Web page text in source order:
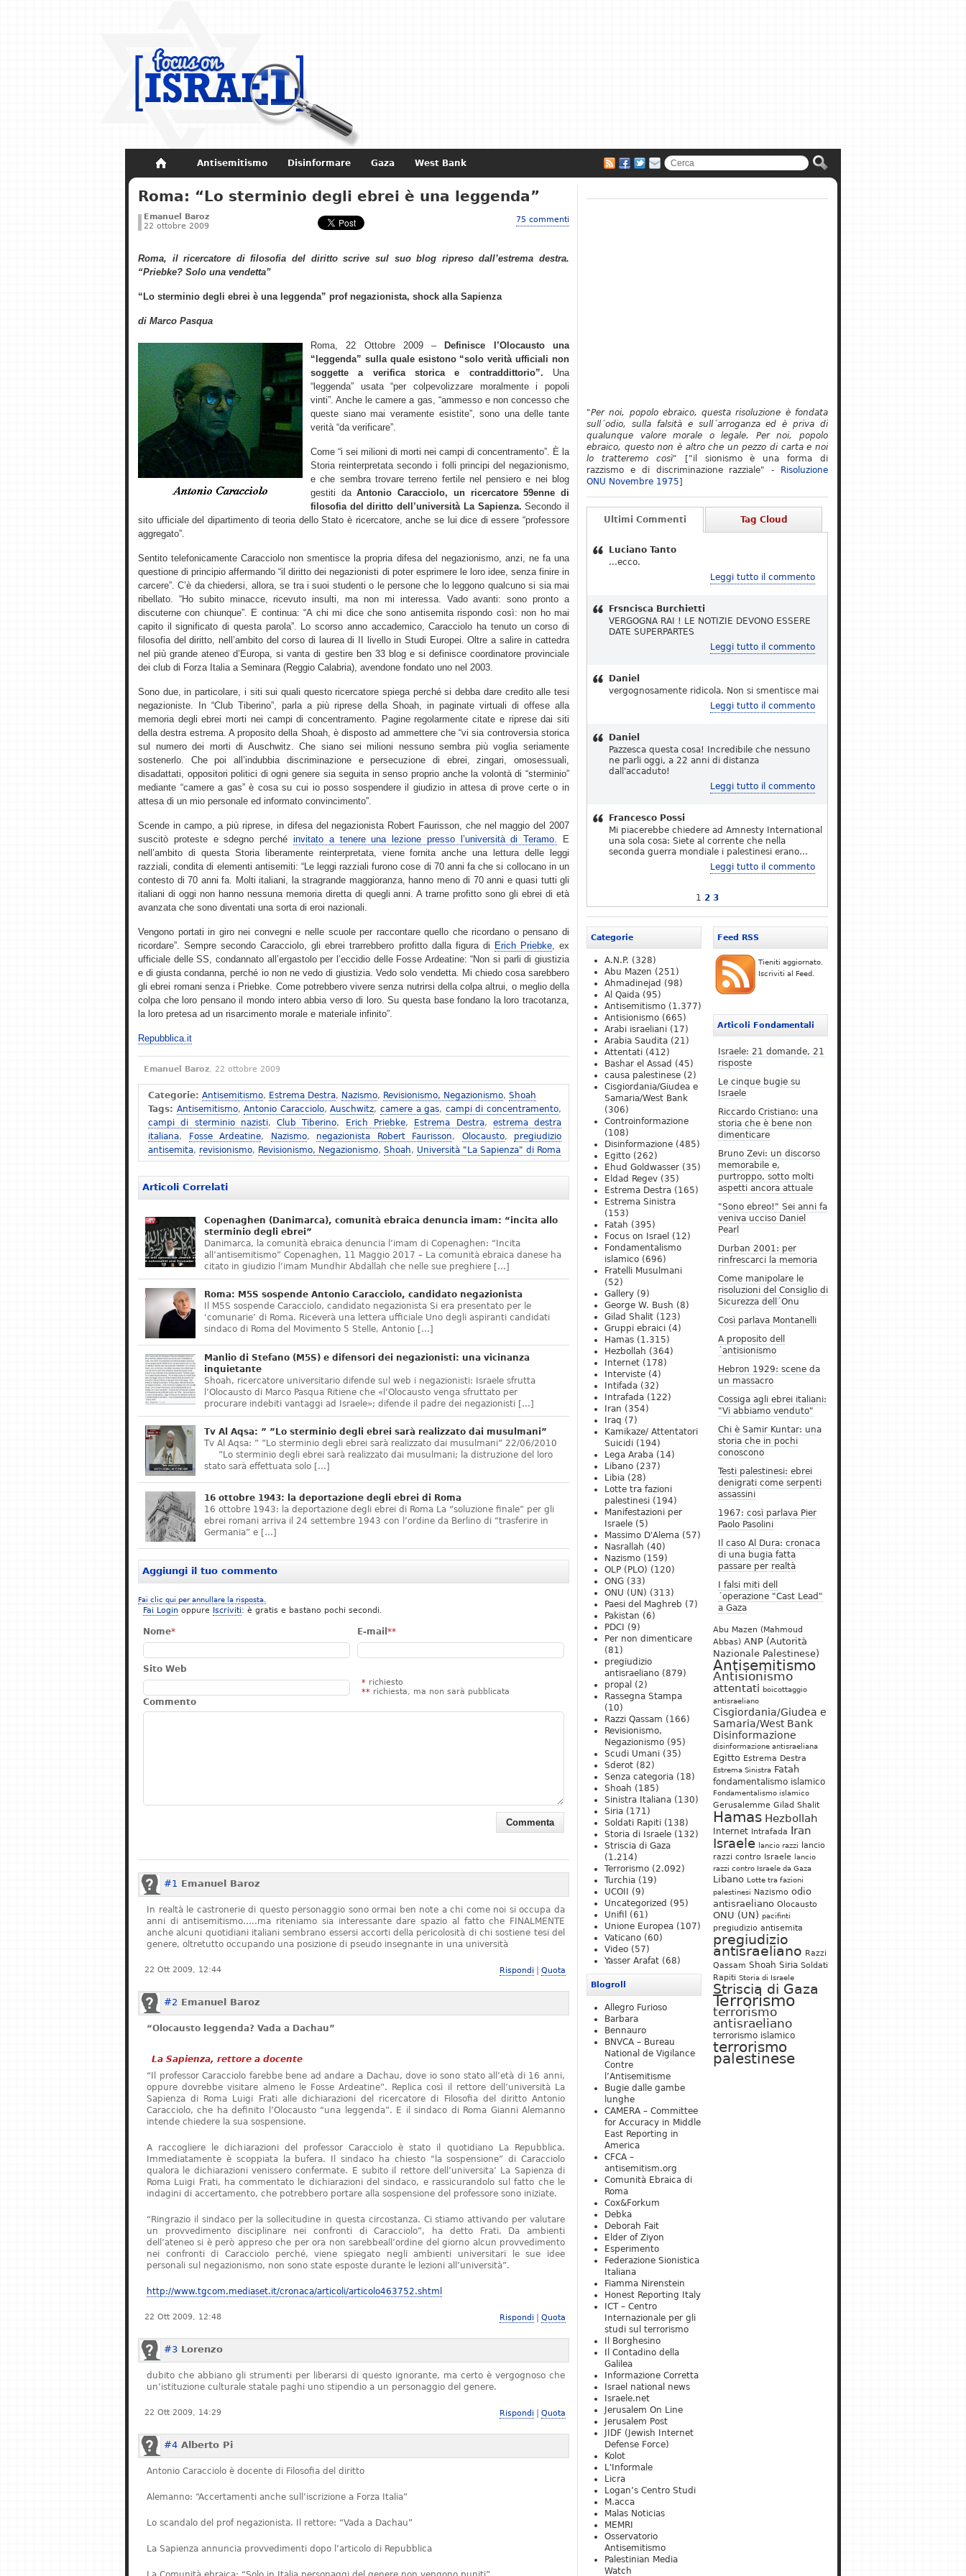
Antisemitismo Disinformare Gaza West Bank
Non dimenticare Storia di Israele
Roma: “Lo sterminio degli ebrei è una leggenda”
Emanuel Baroz
22 ottobre 2009
75 commenti
Roma, il ricercatore di filosofia del diritto scrive sul suo blog ripreso dall’estrema destra.
“Priebke? Solo una vendetta”
“Lo sterminio degli ebrei è una leggenda” prof negazionista, shock alla Sapienza
di Marco Pasqua
Roma, 22 Ottobre 2009 –
Definisce l’Olocausto una
“leggenda” sulla quale esistono “solo verità ufficiali non
soggette a verifica storica e contraddittorio”. Una
“leggenda” usata “per colpevolizzare moralmente i popoli
vinti”. Anche le camere a gas, “ammesso e non concesso che
queste siano mai veramente esistite”, sono una delle tante
verità “da verificare”.
Come “i sei milioni di morti nei campi di concentramento”. È la
Storia reinterpretata secondo i folli principi del negazionismo,
e che sembra trovare terreno fertile nel pensiero e nei blog
gestiti daAntonio Caracciolo, un ricercatore 59enne di
filosofia del diritto dell’università La Sapienza. Secondo il
sito ufficiale del dipartimento di teoria dello Stato è ricercatore, anche se lui dice di essere “professore
aggregato”.
Sentito telefonicamente Caracciolo non smentisce la propria difesa del negazionismo, anzi, ne fa una
questione di principio affermando “il diritto dei negazionisti di poter esprimere le loro idee, senza finire in
carcere”. C’è da chiedersi, allora, se tra i suoi studenti o le persone che lo leggono qualcuno si sia mai
ribellato. “Ho subito minacce, ricevuto insulti, ma non mi interessa. Vado avanti: sono pronto a
discuterne con chiunque”. E continua: “A chi mi dice che sono antisemita rispondo così: non ho mai
capito il significato di questa parola”. Lo scorso anno accademico, Caracciolo ha tenuto un corso di
filosofia del diritto, nell’ambito del corso di laurea di II livello in Studi Europei. Oltre a salire in cattedra
nel più grande ateneo d’Europa, si vanta di gestire ben 33 blog e si definisce coordinatore provinciale
dei club di Forza Italia a Seminara (Reggio Calabria), avendone fondato uno nel 2003.
Sono due, in particolare, i siti sui quali questo ricercatore spiega perché si debba dare credito alle tesi
negazioniste. In “Club Tiberino”, parla a più riprese della Shoah, in paginate virtuali di offese alla
memoria degli ebrei morti nei campi di concentramento. Pagine regolarmente citate e riprese dai siti
della destra estrema. A proposito della Shoah, è disposto ad ammettere che “vi sia controversia storica
sul numero dei morti di Auschwitz. Che siano sei milioni nessuno sembra più voglia seriamente
sostenerlo. Che poi all’indubbia discriminazione e persecuzione di ebrei, zingari, omosessuali,
disadattati, oppositori politici di ogni genere sia seguita in senso proprio anche la volontà di “sterminio”
mediante “camere a gas” è cosa su cui io posso sospendere il giudizio in attesa di prove certe o in
attesa di un mio personale ed informato convincimento”.
Scende in campo, a più riprese, in difesa del negazionista Robert Faurisson, che nel maggio del 2007
suscitò proteste e sdegno perché invitato a tenere una lezione presso l’università di Teramo. E
nell’ambito di questa Storia liberamente reinterpretata, viene fornita anche una lettura delle leggi
razziali, condita di elementi antisemiti: “Le leggi razziali furono cose di 70 anni fa che si collocano in un
contesto di 70 anni fa. Molti italiani, la stragrande maggioranza, hanno meno di 70 anni e quasi tutti gli
italiani di oggi non hanno nessuna memoria diretta di quegli anni. A trarne profitto sono gli ebrei di età
avanzata che sono diventati una sorta di eroi nazionali.
Vengono portati in giro nei convegni e nelle scuole per raccontare quello che ricordano o pensano di
ricordare”. Sempre secondo Caracciolo, gli ebrei trarrebbero profitto dalla figura di Erich Priebke, ex
ufficiale delle SS, condannato all’ergastolo per l’eccidio delle Fosse Ardeatine: “Non si parli di giustizia
e di giusta condanna, perché io non ne vedo di giustizia. Vedo solo vendetta. Mi chiedo cosa sarebbero
gli ebrei romani senza i Priebke. Come potrebbero vivere senza nutrirsi della colpa altrui, o meglio della
colpa che loro pensano il mondo intero abbia verso di loro. Su questa base fondano la loro tracotanza,
la loro pretesa ad un risarcimento morale e materiale infinito”.
Repubblica.it
Emanuel Baroz, 22 ottobre 2009
Categorie: Antisemitismo, Estrema Destra, Nazismo, Revisionismo, Negazionismo, Shoah
Tags: Antisemitismo,Antonio Caracciolo,Auschwitz,camere a gas, campi di concentramento,
campi di sterminio nazisti,Club Tiberino, Erich Priebke, Estrema Destra, estrema destra
italiana, Fosse Ardeatine, Nazismo, negazionista Robert Faurisson, Olocausto, pregiudizio
antisemita, revisionismo, Revisionismo, Negazionismo, Shoah, Università "La Sapienza" di Roma
Articoli Correlati
Copenaghen (Danimarca), comunità ebraica denuncia imam: “incita allo
sterminio degli ebrei”
Danimarca, la comunità ebraica denuncia l’imam di Copenaghen: “Incita
all’antisemitismo” Copenaghen, 11 Maggio 2017 – La comunità ebraica danese ha
citato in giudizio l’imam Mundhir Abdallah che nelle sue preghiere […]
Roma: M5S sospende Antonio Caracciolo, candidato negazionista
Il M5S sospende Caracciolo, candidato negazionista Si era presentato per le
‘comunarie’ di Roma. Riceverà una lettera ufficiale Uno degli aspiranti candidati
sindaco di Roma del Movimento 5 Stelle, Antonio […]
Manlio di Stefano (M5S) e difensori dei negazionisti: una vicinanza
inquietante
Shoah, ricercatore universitario difende sul web i negazionisti: Israele sfrutta
l’Olocausto di Marco Pasqua Ritiene che «l’Olocausto venga sfruttato per
procurare indebiti vantaggi ad Israele»; difende il padre dei negazionisti […]
Tv Al Aqsa: ” ”Lo sterminio degli ebrei sarà realizzato dai musulmani”
Tv Al Aqsa: ” ”Lo sterminio degli ebrei sarà realizzato dai musulmani” 22/06/2010
”Lo sterminio degli ebrei sarà realizzato dai musulmani; la distruzione del loro
stato sarà effettuata solo […]
16 ottobre 1943: la deportazione degli ebrei di Roma
16 ottobre 1943: la deportazione degli ebrei di Roma La “soluzione finale” per gli
ebrei romani arriva il 24 settembre 1943 con l’ordine da Berlino di “trasferire in
Germania” e […]
Aggiungi il tuo commento
Fai clic qui per annullare la risposta.
Fai Login oppure Iscriviti: è gratis e bastano pochi secondi.
Nome* E-mail **
Sito Web
* richiesto
** richiesta, ma non sarà pubblicata
Commento
#1 Emanuel Baroz
In realtà le castronerie di questo personaggio sono ormai ben note a chi come noi si occupa da
anni di antisemitismo…..ma riteniamo sia interessante dare spazio al fatto che FINALMENTE
anche alcuni quotidiani italiani sembrano essersi accorti della pericolosità di chi sostiene tesi del
genere, oltretutto occupando una posizione di pseudo insegnante in una università
22 Ott 2009, 12:44 Rispondi Quota
#2 Emanuel Baroz
“Olocausto leggenda? Vada a Dachau”
La Sapienza, rettore a docente
“Il professor Caracciolo farebbe bene ad andare a Dachau, dove io sono stato all’età di 16 anni,
oppure dovrebbe visitare almeno le Fosse Ardeatine”. Replica così il rettore dell’università La
Sapienza di Roma Luigi Frati alle dichiarazioni del ricercatore di Filosofia del diritto Antonio
Caracciolo, che ha definito l’Olocausto “una leggenda”. E il sindaco di Roma Gianni Alemanno
intende chiedere la sua sospensione.
A raccogliere le dichiarazioni del professor Caracciolo è stato il quotidiano La Repubblica.
Immediatamente è scoppiata la bufera. Il sindaco ha chiesto “la sospensione” di Caracciolo
qualora le dichiarazioni venissero confermate. E subito il rettore dell’universita’ La Sapienza di
Roma Luigi Frati, ha commentato le dichiarazioni del sindaco, e rassicurandolo sul fatto che le
indagini di accertamento, che potrebbero portare alla sospensione del professore sono iniziate.
“Ringrazio il sindaco per la sollecitudine in questa circostanza. Ci stiamo attivando per valutare
un provvedimento disciplinare nei confronti di Caracciolo”, ha detto Frati. Da ambienti
dell’ateneo si è però appreso che per ora non sarebbeall’ordine del giorno alcun provvedimento
nei confronti di Caracciolo perché, viene spiegato negli ambienti universitari le sue idee
personali sul negazionismo, non sono state esposte durante le lezioni all’università”.
http://www.tgcom.mediaset.it/cronaca/articoli/articolo463752.shtml
22 Ott 2009, 12:48 Rispondi Quota
#3 Lorenzo
dubito che abbiano gli strumenti per liberarsi di questo ignorante, ma certo è vergognoso che
un’istituzione culturale statale paghi uno stipendio a un personaggio del genere.
22 Ott 2009, 14:29 Rispondi Quota
#4 Alberto Pi
Antonio Caracciolo è docente di Filosofia del diritto
Alemanno: “Accertamenti anche sull’iscrizione a Forza Italia”
Lo scandalo del prof negazionista. Il rettore: “Vada a Dachau”
La Sapienza annuncia provvedimenti dopo l’articolo di Repubblica
"Per noi, popolo ebraico, questa risoluzione è fondata
sull´odio, sulla falsità e sull´arroganza ed è priva di
qualunque valore morale o legale. Per noi, popolo
ebraico, questo non è altro che un pezzo di carta e noi
lo tratteremo così" ["il sionismo è una forma di
razzismo e di discriminazione razziale" -
Risoluzione
ONU Novembre 1975]
Ultimi Commenti Tag Cloud
Luciano Tanto
...ecco.
Leggi tutto il commento
Frsncisca Burchietti
VERGOGNA RAI ! LE NOTIZIE DEVONO ESSERE
DATE SUPERPARTES
Leggi tutto il commento
Daniel
vergognosamente ridicola. Non si smentisce mai
Leggi tutto il commento
Daniel
Pazzesca questa cosa! Incredibile che nessuno
ne parli oggi, a 22 anni di distanza
dall'accaduto!
Leggi tutto il commento
Francesco Possi
Mi piacerebbe chiedere ad Amnesty International
una sola cosa: Siete al corrente che nella
seconda guerra mondiale i palestinesi erano…
Leggi tutto il commento
1 2 3
Feed RSS
Tieniti aggiornato.
Iscriviti al Feed.
Articoli Fondamentali
Israele: 21 domande, 21
risposte
Le cinque bugie su
Israele
Riccardo Cristiano: una
storia che è bene non
dimenticare
Bruno Zevi: un discorso
memorabile e,
purtroppo, sotto molti
aspetti ancora attuale
"Sono ebreo!" Sei anni fa
veniva ucciso Daniel
Pearl
Durban 2001: per
rinfrescarci la memoria
Come manipolare le
risoluzioni del Consiglio di
Sicurezza dell´Onu
Così parlava Montanelli
A proposito dell
´antisionismo
Hebron 1929: scene da
un massacro
Cossiga agli ebrei italiani:
"Vi abbiamo venduto"
Chi è Samir Kuntar: una
storia che in pochi
conoscono
Testi palestinesi: ebrei
denigrati come serpenti
assassini
1967: così parlava Pier
Paolo Pasolini
Il caso Al Dura: cronaca
di una bugia fatta
passare per realtà
I falsi miti dell
´operazione "Cast Lead"
a Gaza
Abu Mazen (Mahmoud
Abbas) ANP (Autorità
Nazionale Palestinese)
Antisemitismo
Antisionismo
attentati boicottaggio
antisraeliano
Cisgiordania/Giudea e
Samaria/West Bank
Disinformazione
disinformazione antisraeliana
Egitto Estrema Destra
Estrema Sinistra Fatah
fondamentalismo islamico
Fondamentalismo islamico
Gerusalemme Gilad Shalit
Hamas Hezbollah
Internet Intrafada Iran
Israele lancio razzi
lancio
razzi contro Israele lancio
razzi contro Israele da Gaza
Libano Lotte tra fazioni
palestinesi Nazismo odio
antisraeliano Olocausto
ONU (UN) pacifinti
pregiudizio antisemita
pregiudizio
antisraeliano Razzi
Qassam Shoah Siria Soldati
Rapiti Storia di Israele
Striscia di Gaza
Terrorismo
terrorismo
antisraeliano
terrorismo islamico
terrorismo
palestinese
Categorie
A.N.P. (328)
Abu Mazen (251)
Ahmadinejad (98)
Al Qaida (95)
Antisemitismo (1.377)
Antisionismo (665)
Arabi israeliani (17)
Arabia Saudita (21)
Attentati (412)
Bashar el Assad (45)
causa palestinese (2)
Cisgiordania/Giudea e
Samaria/West Bank
(306)
Controinformazione
(108)
Disinformazione (485)
Egitto (262)
Ehud Goldwasser (35)
Eldad Regev (35)
Estrema Destra (165)
Estrema Sinistra
(153)
Fatah (395)
Focus on Israel (12)
Fondamentalismo
islamico (696)
Fratelli Musulmani
(52)
Gallery (9)
George W. Bush (8)
Gilad Shalit (123)
Gruppi ebraici (4)
Hamas (1.315)
Hezbollah (364)
Internet (178)
Interviste (4)
Intifada (32)
Intrafada (122)
Iran (354)
Iraq (7)
Kamikaze/ Attentatori
Suicidi (194)
Lega Araba (14)
Libano (237)
Libia (28)
Lotte tra fazioni
palestinesi (194)
Manifestazioni per
Israele (5)
Massimo D'Alema (57)
Nasrallah (40)
Nazismo (159)
OLP (PLO) (120)
ONG (33)
ONU (UN) (313)
Paesi del Maghreb (7)
Pakistan (6)
PDCI
(9)
Per non dimenticare
(81)
pregiudizio
antisraeliano (879)
propal (2)
Rassegna Stampa
(10)
Razzi Qassam (166)
Revisionismo,
Negazionismo (95)
Scudi Umani (35)
Sderot (82)
Senza categoria (18)
Shoah (185)
Sinistra Italiana (130)
Siria (171)
Soldati Rapiti (138)
Storia di Israele (132)
Striscia di Gaza
(1.214)
Terrorismo (2.092)
Turchia (19)
UCOII
(9)
Uncategorized (95)
Unifil
(61)
Unione Europea (107)
Vaticano (60)
Video (57)
Yasser Arafat (68)
Blogroll
Allegro Furioso
Barbara
Bennauro
BNVCA – Bureau
National de Vigilance
Contre
l’Antisemitisme
Bugie dalle gambe
lunghe
CAMERA – Committee
for Accuracy in Middle
East Reporting in
America
CFCA –
antisemitism.org
Comunità Ebraica di
Roma
Cox&Forkum
Debka
Deborah Fait
Elder of Ziyon
Esperimento
Federazione Sionistica
Italiana
Fiamma Nirenstein
Honest Reporting Italy
ICT – Centro
Internazionale per gli
studi sul terrorismo
Il Borghesino
Il Contadino della
Galilea
Informazione Corretta
Israel national news
Israele.net
Jerusalem On Line
Jerusalem Post
JIDF (Jewish Internet
Defense Force)
Kolot
L'Informale
Licra
Logan’s Centro Studi
M.acca
Malas Noticias
MEMRI
Osservatorio
Antisemitismo
Palestinian Media
Watch